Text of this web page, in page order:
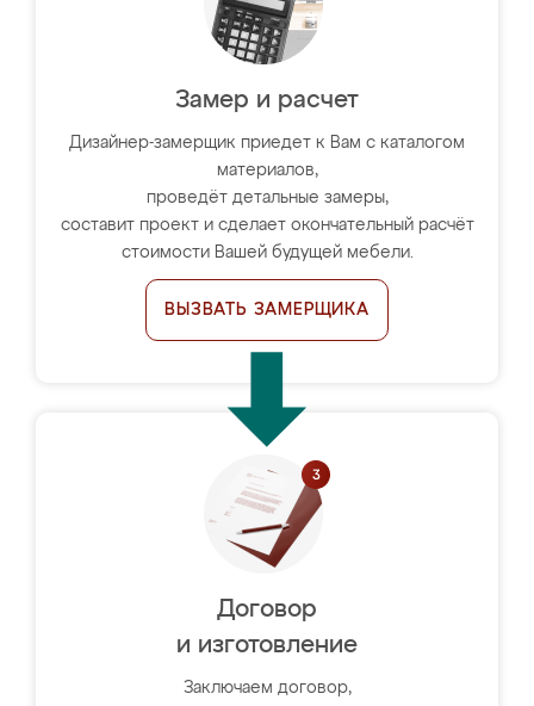
Замер и расчет
Дизайнер-замерщик приедет к Вам с каталогом
материалов,
проведёт детальные замеры,
составит проект и сделает окончательный расчёт
стоимости Вашей будущей мебели.
ВЫЗВАТЬ ЗАМЕРЩИКА
Договор
и изготовление
Заключаем договор,